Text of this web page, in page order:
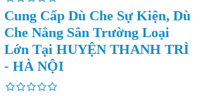
Cung Cấp Dù Che Sự Kiện, Dù
Che Nắng Sân Trường Loại
Lớn Tại HUYỆN THANH TRÌ
- HÀ NỘI